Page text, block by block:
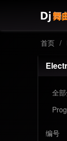
首页 /
全
编号